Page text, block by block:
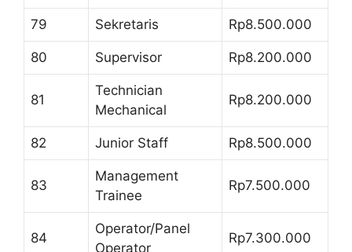
79 Sekretaris Rp8.500.000
80 Supervisor Rp8.200.000
81
Technician
Mechanical
Rp8.200.000
82 Junior Staff Rp8.500.000
83
Management
Trainee
Rp7.500.000
84
Operator/Panel
Operator
Rp7.300.000